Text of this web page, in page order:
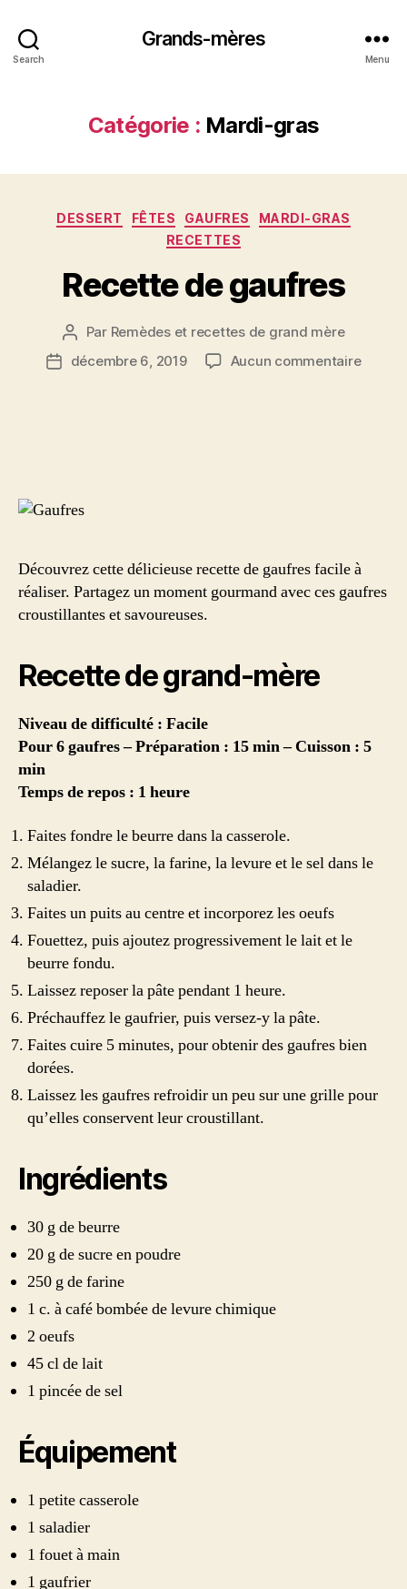
Search
Grands-mères
Menu
Catégorie : Mardi-gras
Catégories
DESSERT FÊTES GAUFRES
MARDI-GRAS
RECETTES
Recette de gaufres
Auteur
de
Par Remèdes et recettes de grand mère
Datedécembre 6, 2019 Aucun commentairesur
Découvrez cette délicieuse recette de gaufres facile à
réaliser. Partagez un moment gourmand avec ces gaufres
croustillantes et savoureuses.
Recette de grand-mère
Niveau de difficulté : Facile
Pour 6 gaufres – Préparation : 15 min – Cuisson : 5
min
Temps de repos : 1 heure
Faites fondre le beurre dans la casserole.
Mélangez le sucre, la farine, la levure et le sel dans le
saladier.
Faites un puits au centre et incorporez les oeufs
Fouettez, puis ajoutez progressivement le lait et le
beurre fondu.
Laissez reposer la pâte pendant 1 heure.
Préchauffez le gaufrier, puis versez-y la pâte.
Faites cuire 5 minutes, pour obtenir des gaufres bien
dorées.
Laissez les gaufres refroidir un peu sur une grille pour
qu’elles conservent leur croustillant.
Ingrédients
30 g de beurre
20 g de sucre en poudre
250 g de farine
1 c. à café bombée de levure chimique
2 oeufs
45 cl de lait
1 pincée de sel
Équipement
1 petite casserole
1 saladier
1 fouet à main
1 gaufrier